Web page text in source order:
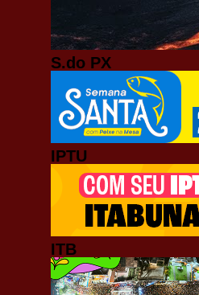
S.do PX
IPTU
ITB